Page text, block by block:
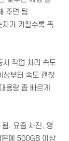
주면 됨
가 커질수록 똑
작업 처리 속도
부터 속도 괜찮
용량 좀 빠르게
. 요즘 사진, 영
문에 500GB 이상